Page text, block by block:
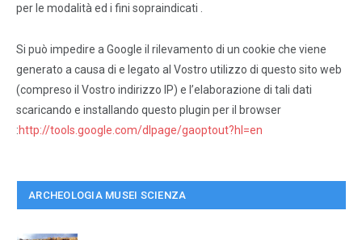
per le modalità ed i fini sopraindicati .
Si può impedire a Google il rilevamento di un cookie che viene
generato a causa di e legato al Vostro utilizzo di questo sito web
(compreso il Vostro indirizzo IP) e l’elaborazione di tali dati
scaricando e installando questo plugin per il browser
:http://tools.google.com/dlpage/gaoptout?hl=en
ARCHEOLOGIA MUSEI SCIENZA